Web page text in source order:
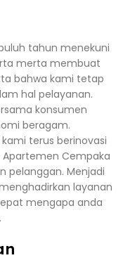
tahun menekuni
merta membuat
bahwa kami tetap
hal pelayanan.
konsumen
beragam.
terus berinovasi
Cempaka
pelanggan. Menjadi
layanan
mengapa anda